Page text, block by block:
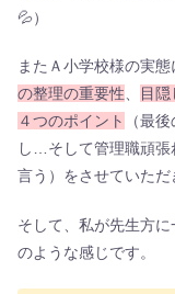
💦）
またＡ小学校様の実態
の整理の重要性、 目
４つのポイント
（最
し…そして管理職頑張
言う）をさせていただ
そして、私が先生方
のような感じです。